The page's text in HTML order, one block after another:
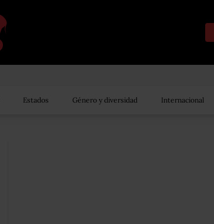
Estados Género y diversidad Internacional